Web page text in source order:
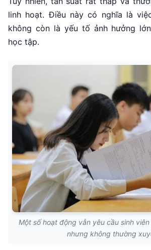
linh hoạt. Điều này có nghĩa là
không còn là yếu tố ảnh hưởng
học tập.
Một số hoạt động vẫn yêu cầu sinh
nhưng không thường